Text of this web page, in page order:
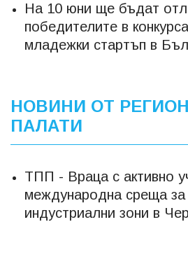
На 10 юни ще бъдат
победителите в
младежки стартъп в
НОВИНИ ОТ
ПАЛАТИ
ТПП - Враца с активно
международна среща за
индустриални зони в